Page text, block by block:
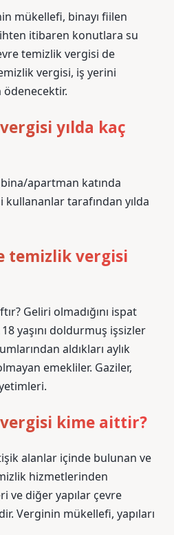
mükellefi, binayı fiilen
itibaren konutlara su
temizlik vergisi de
vergisi, iş yerini
yılda kaç
apartman katında
tarafından yılda
temizlik vergisi
Geliri olmadığını ispat
yaşını doldurmuş işsizler
aldıkları aylık
emekliler. Gaziler,
kime aittir?
alanlar içinde bulunan ve
hizmetlerinden
ve diğer yapılar çevre
Verginin mükellefi, yapıları